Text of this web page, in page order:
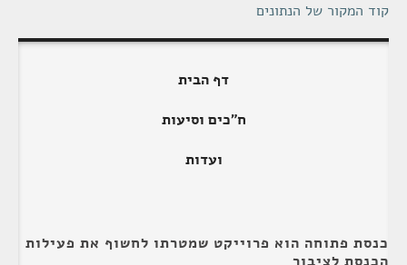
קוד המקור של הנתונים
דף הבית
ח"כים וסיעות
ועדות
כנסת פתוחה הוא פרוייקט שמטרתו לחשוף את פעילות